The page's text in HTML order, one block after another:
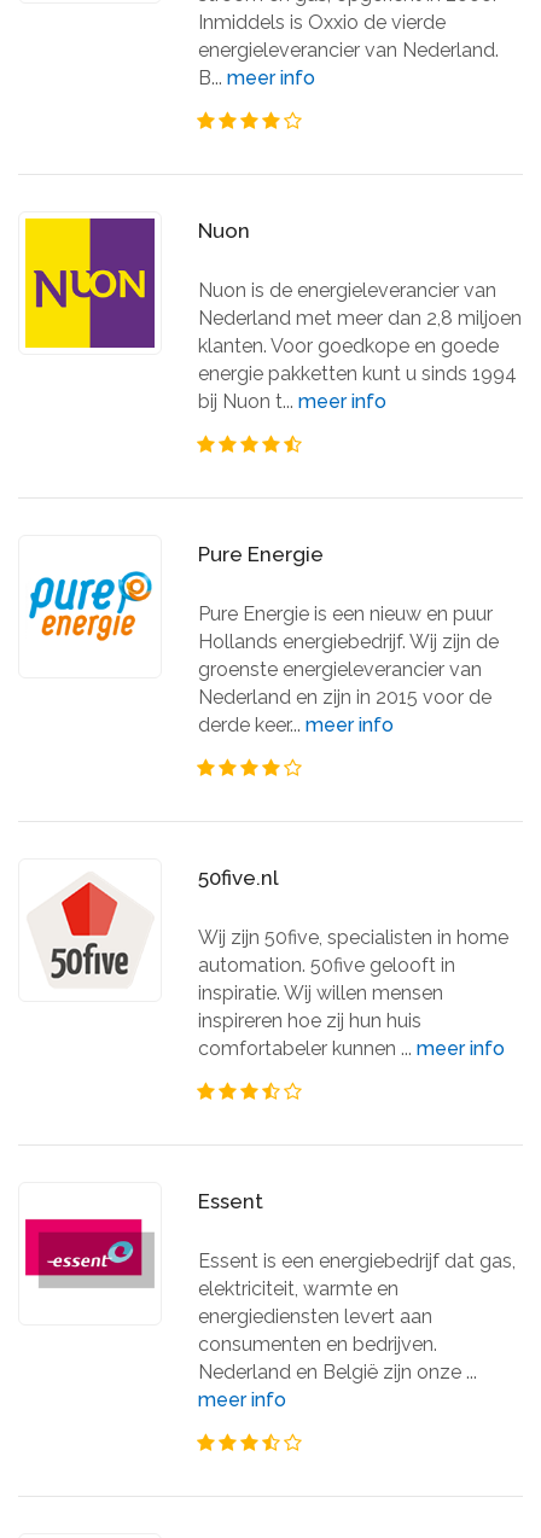
Inmiddels is Oxxio de vierde
energieleverancier van Nederland.
B...meer info
Nuon
Nuon is de energieleverancier van
Nederland met meer dan 2,8 miljoen
klanten. Voor goedkope en goede
energie pakketten kunt u sinds 1994
bij Nuon t...meer info
Pure Energie
Pure Energie is een nieuw en puur
Hollands energiebedrijf. Wij zijn de
groenste energieleverancier van
Nederland en zijn in 2015 voor de
derde keer...meer info
50five.nl
Wij zijn 50five, specialisten in home
automation. 50five gelooft in
inspiratie. Wij willen mensen
inspireren hoe zij hun huis
comfortabeler kunnen ...meer info
Essent
Essent is een energiebedrijf dat gas,
elektriciteit, warmte en
energiediensten levert aan
consumenten en bedrijven.
Nederland en België zijn onze ...
meer info